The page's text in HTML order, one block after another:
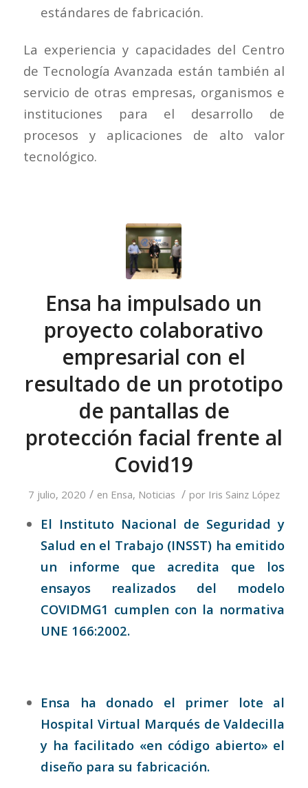
estándares de fabricación.
La experiencia y capacidades del Centro
de Tecnología Avanzada están también al
servicio de otras empresas, organismos e
instituciones para el desarrollo de
procesos y aplicaciones de alto valor
tecnológico.
Ensa ha impulsado un
proyecto colaborativo
empresarial con el
resultado de un prototipo
de pantallas de
protección facial frente al
Covid19
7 julio, 2020 / en Ensa, Noticias / por Iris Sainz López
El Instituto Nacional de Seguridad y
Salud en el Trabajo (INSST) ha emitido
un informe que acredita que los
ensayos realizados del modelo
COVIDMG1 cumplen con la normativa
UNE 166:2002.
Ensa ha donado el primer lote al
Hospital Virtual Marqués de Valdecilla
y ha facilitado «en código abierto» el
diseño para su fabricación.